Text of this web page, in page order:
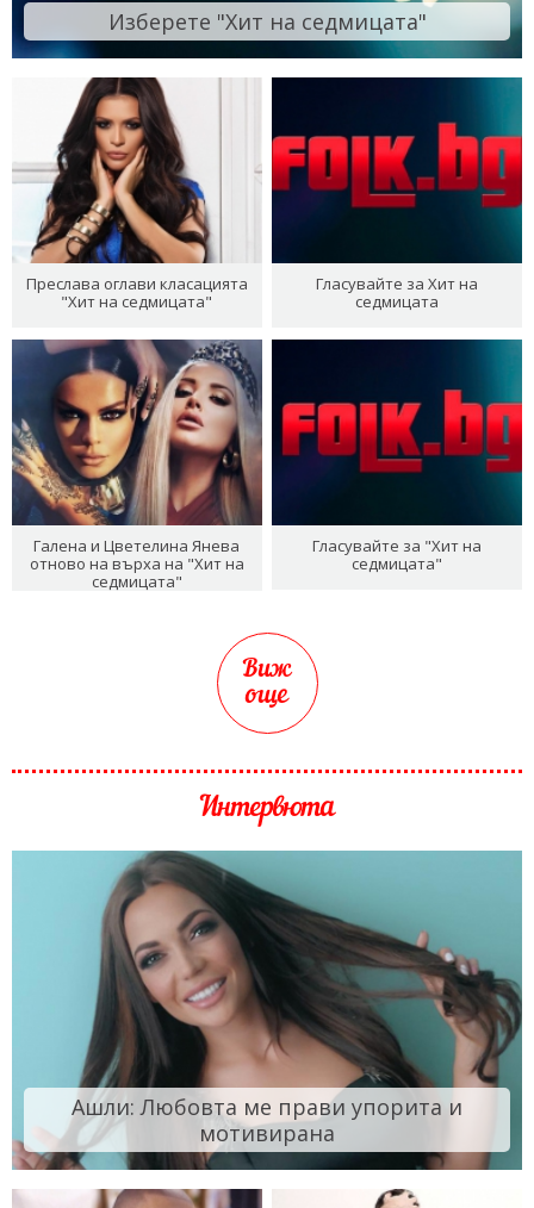
Изберете "Хит на седмицата"
Преслава оглави класацията
"Хит на седмицата"
Гласувайте за Хит на
седмицата
Галена и Цветелина Янева
отново на върха на "Хит на
седмицата"
Гласувайте за "Хит на
седмицата"
Виж
още
Интервюта
Ашли: Любовта ме прави упорита и
мотивирана